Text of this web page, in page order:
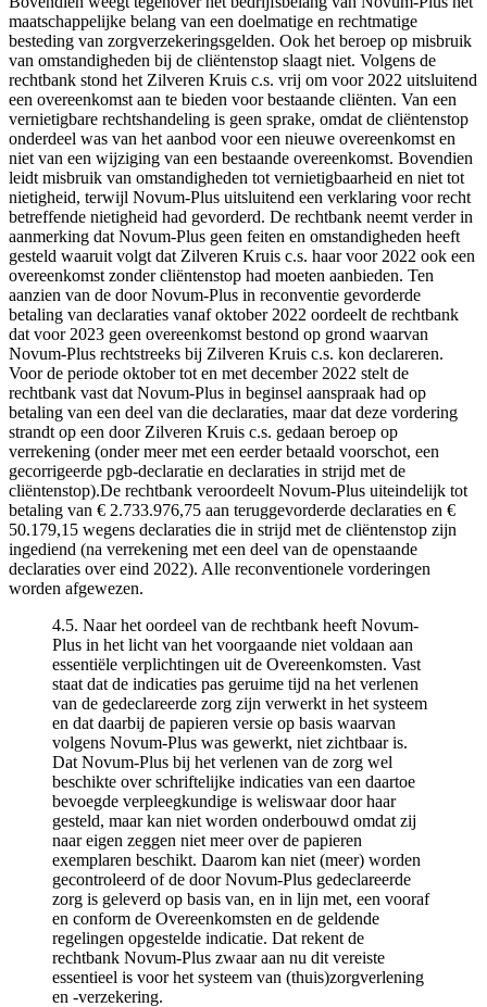
maatschappelijke belang van een doelmatige en rechtmatige
besteding van zorgverzekeringsgelden. Ook het beroep op misbruik
van omstandigheden bij de cliëntenstop slaagt niet. Volgens de
rechtbank stond het Zilveren Kruis c.s. vrij om voor 2022 uitsluitend
een overeenkomst aan te bieden voor bestaande cliënten. Van een
vernietigbare rechtshandeling is geen sprake, omdat de cliëntenstop
onderdeel was van het aanbod voor een nieuwe overeenkomst en
niet van een wijziging van een bestaande overeenkomst. Bovendien
leidt misbruik van omstandigheden tot vernietigbaarheid en niet tot
nietigheid, terwijl Novum-Plus uitsluitend een verklaring voor recht
betreffende nietigheid had gevorderd. De rechtbank neemt verder in
aanmerking dat Novum-Plus geen feiten en omstandigheden heeft
gesteld waaruit volgt dat Zilveren Kruis c.s. haar voor 2022 ook een
overeenkomst zonder cliëntenstop had moeten aanbieden. Ten
aanzien van de door Novum-Plus in reconventie gevorderde
betaling van declaraties vanaf oktober 2022 oordeelt de rechtbank
dat voor 2023 geen overeenkomst bestond op grond waarvan
Novum-Plus rechtstreeks bij Zilveren Kruis c.s. kon declareren.
Voor de periode oktober tot en met december 2022 stelt de
rechtbank vast dat Novum-Plus in beginsel aanspraak had op
betaling van een deel van die declaraties, maar dat deze vordering
strandt op een door Zilveren Kruis c.s. gedaan beroep op
verrekening (onder meer met een eerder betaald voorschot, een
gecorrigeerde pgb-declaratie en declaraties in strijd met de
cliëntenstop).De rechtbank veroordeelt Novum-Plus uiteindelijk tot
betaling van € 2.733.976,75 aan teruggevorderde declaraties en €
50.179,15 wegens declaraties die in strijd met de cliëntenstop zijn
ingediend (na verrekening met een deel van de openstaande
declaraties over eind 2022). Alle reconventionele vorderingen
worden afgewezen.
4.5. Naar het oordeel van de rechtbank heeft Novum-
Plus in het licht van het voorgaande niet voldaan aan
essentiële verplichtingen uit de Overeenkomsten. Vast
staat dat de indicaties pas geruime tijd na het verlenen
van de gedeclareerde zorg zijn verwerkt in het systeem
en dat daarbij de papieren versie op basis waarvan
volgens Novum-Plus was gewerkt, niet zichtbaar is.
Dat Novum-Plus bij het verlenen van de zorg wel
beschikte over schriftelijke indicaties van een daartoe
bevoegde verpleegkundige is weliswaar door haar
gesteld, maar kan niet worden onderbouwd omdat zij
naar eigen zeggen niet meer over de papieren
exemplaren beschikt. Daarom kan niet (meer) worden
gecontroleerd of de door Novum-Plus gedeclareerde
zorg is geleverd op basis van, en in lijn met, een vooraf
en conform de Overeenkomsten en de geldende
regelingen opgestelde indicatie. Dat rekent de
rechtbank Novum-Plus zwaar aan nu dit vereiste
essentieel is voor het systeem van (thuis)zorgverlening
en -verzekering.